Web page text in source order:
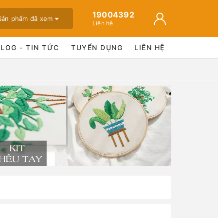
phẩm đã xem 19004392
Liên hệ
- TIN TỨC TUYỂN DỤNG LIÊN HỆ